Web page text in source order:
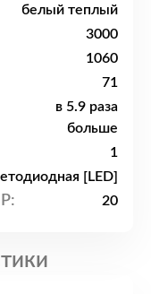
белый теплый
3000
1060
71
в 5.9 раза
больше
1
[LED]
20